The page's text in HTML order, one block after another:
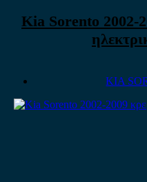
Kia Sorento 2002-
KIA